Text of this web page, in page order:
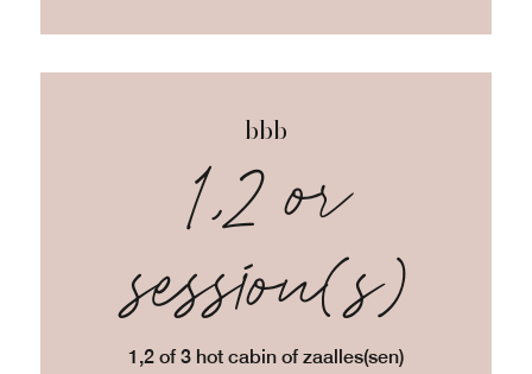
bbb
1,2 or
session(s)
1,2 of 3 hot cabin of zaalles(sen)